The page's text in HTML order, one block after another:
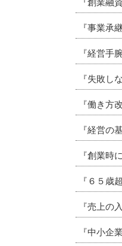
『創業融
『事業承
『経営
『失敗し
『働き方
『経営の
『創業時
『６５歳
『売上の
『中小企